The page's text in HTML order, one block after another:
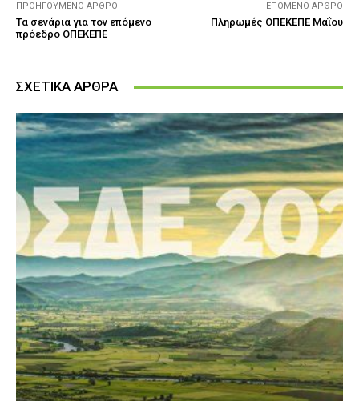
ΠΡΟΗΓΟΎΜΕΝΟ ΆΡΘΡΟ
Τα σενάρια για τον επόμενο
πρόεδρο ΟΠΕΚΕΠΕ
ΕΠΌΜΕΝΟ ΆΡΘΡΟ
Πληρωμές ΟΠΕΚΕΠΕ Μαΐου
ΣΧΕΤΙΚΑ ΑΡΘΡΑ